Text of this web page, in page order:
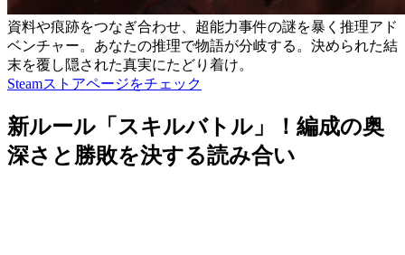
資料や痕跡をつなぎ合わせ、超能力事件の謎を暴く推理アド
ベンチャー。あなたの推理で物語が分岐する。決められた結
末を覆し隠された真実にたどり着け。
Steamストアページをチェック
新ルール「スキルバトル」！編成の奥
深さと勝敗を決する読み合い